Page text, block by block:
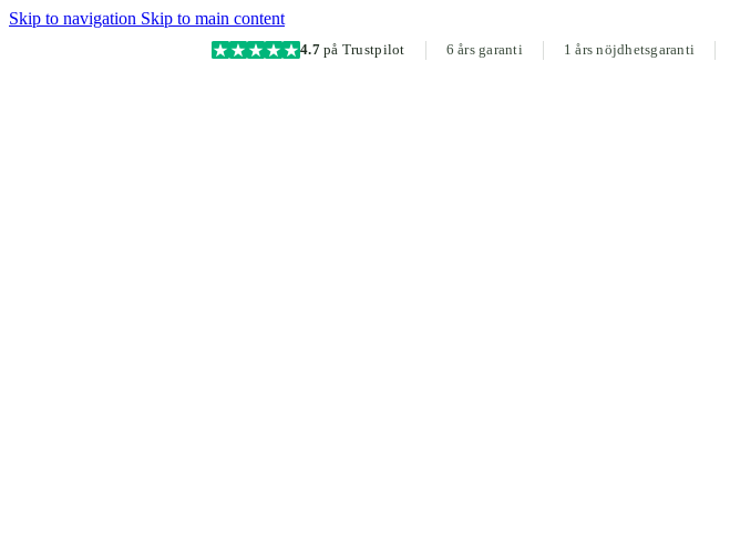
Skip to navigation Skip to main content
4.7på Trustpilot 6 års garanti 1 års nöjdhetsgaranti